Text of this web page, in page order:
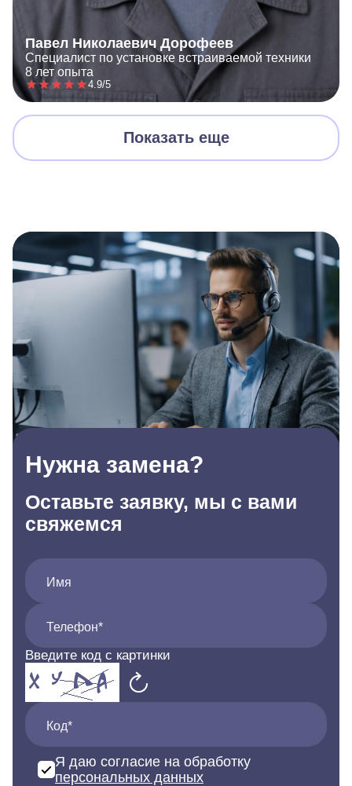
Павел Николаевич Дорофеев
Специалист по установке встраиваемой техники
8 лет опыта
4.9/5
Показать еще
Нужна замена?
Оставьте заявку, мы с вами
свяжемся
Имя
Телефон*
Введите код с картинки
Код*
Я даю согласие на обработку
персональных данных